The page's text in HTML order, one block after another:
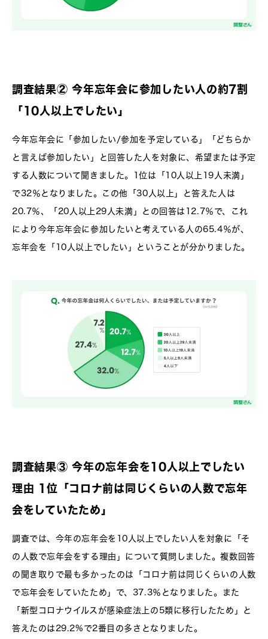
調査結果② 今年忘年会に参加したい人の約7割
「10人以上でしたい」
今年忘年会に「参加したい/参加を予定している」「どちらか
と言えば参加したい」と回答した人を対象に、希望または予定
する人数について聞きました。1位は「10人以上19人未満」
で32％となりました。この他「30人以上」と答えた人は
20.7％、「20人以上29人未満」との回答は12.7％で、これ
により今年忘年会に参加したいと考えている人の65.4％が、
忘年会を「10人以上でしたい」ということが分かりました。
調査結果③ 今年の忘年会を10人以上でしたい
理由 1位「コロナ前は同じくらいの人数で忘年
会をしていたため」
調査では、今年の忘年会を10人以上でしたい人を対象に「そ
の人数で忘年会をする理由」について質問しました。複数回答
の聞き取りで最も多かったのは「コロナ前は同じくらいの人数
で忘年会をしていたため」で、37.3％となりました。また
「新型コロナウイルスが感染症法上の5類に移行したため」と
答えたのは29.2%で2番目の多さとなりました。